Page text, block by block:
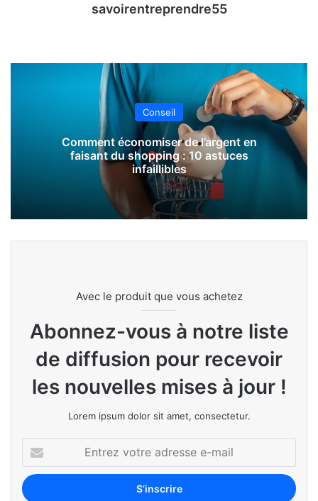
savoirentreprendre55
Conseil
Comment économiser de l’argent en
faisant du shopping : 10 astuces
infaillibles
Avec le produit que vous achetez
Abonnez-vous à notre liste
de diffusion pour recevoir
les nouvelles mises à jour !
Lorem ipsum dolor sit amet, consectetur.